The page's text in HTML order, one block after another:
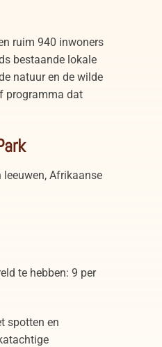
ruim 940 inwoners
bestaande lokale
natuur en de wilde
programma dat
leeuwen, Afrikaanse
te hebben: 9 per
spotten en